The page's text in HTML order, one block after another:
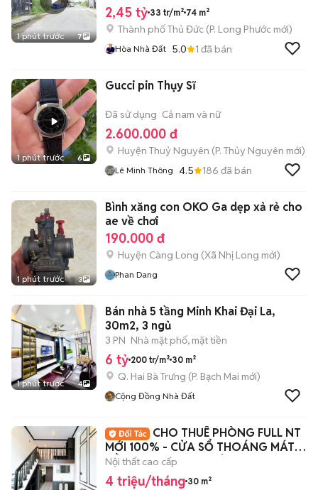
1 phút trước 7
2,45 tỷ 33 tr/m² 74 m²
Thành phố Thủ Đức (P. Long Phước mới)
Hòa Nhà Đất 5.0 1 đã bán
1 phút trước 6
Gucci pin Thụy Sĩ
Đã sử dụng Cả nam và nữ
2.600.000 đ
Huyện Thuỷ Nguyên (P. Thủy Nguyên mới)
Lê Minh Thông 4.5 186 đã bán
1 phút trước 3
Bình xăng con OKO Ga dẹp xả rẻ cho
ae về chơi
190.000 đ
Huyện Càng Long (Xã Nhị Long mới)
Phan Dang
1 phút trước 4
Bán nhà 5 tầng Minh Khai Đại La,
30m2, 3 ngủ
3 PN Nhà mặt phố, mặt tiền
6 tỷ 200 tr/m² 30 m²
Q. Hai Bà Trưng (P. Bạch Mai mới)
Cộng Đồng Nhà Đất
CHO THUÊ PHÒNG FULL NT
MỚI 100% - CỬA SỔ THOÁNG MÁT
NẰM NGAY TRUNG TÂM
Nội thất cao cấp
4 triệu/tháng 30 m²